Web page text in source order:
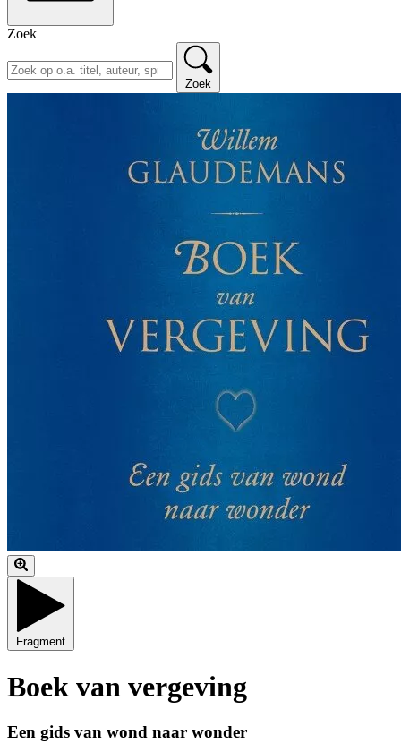
Zoek
Zoek
Fragment
Boek van vergeving
Een gids van wond naar wonder